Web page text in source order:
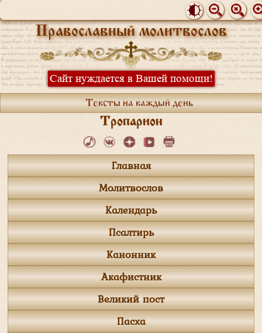
Православный молитвослов
Сайт нуждается в Вашей помощи!
Тексты на каждый день
Тропарион
Главная
Молитвослов
Календарь
Псалтирь
Канонник
Акафистник
Великий пост
Пасха